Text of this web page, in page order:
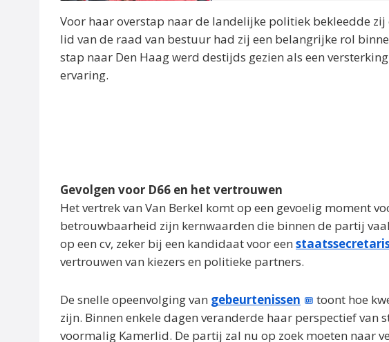
Voor haar overstap naar de landelijke politiek bekleedde
lid van de raad van bestuur had zij een belangrijke rol
stap naar Den Haag werd destijds gezien als een
ervaring.
Gevolgen voor D66 en het vertrouwen
Het vertrek van Van Berkel komt op een gevoelig moment
betrouwbaarheid zijn kernwaarden die binnen de partij
op een cv, zeker bij een kandidaat voor een
vertrouwen van kiezers en politieke partners.
De snelle opeenvolging van gebeurtenissen
toont hoe
zijn. Binnen enkele dagen veranderde haar perspectief van
voormalig Kamerlid. De partij zal nu op zoek moeten naar